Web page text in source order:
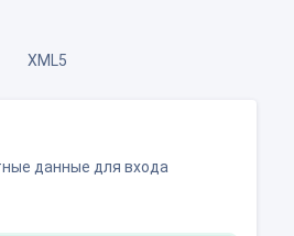
XML5
данные для входа